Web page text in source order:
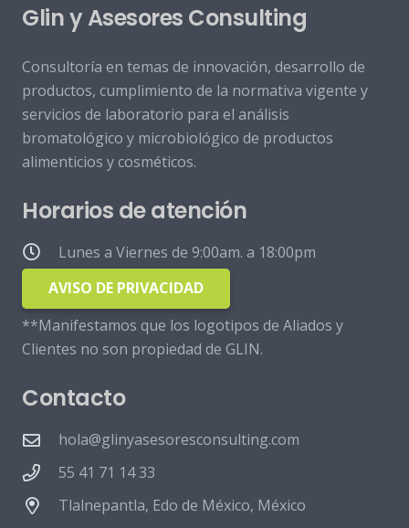
Glin y Asesores Consulting
Consultoría en temas de innovación, desarrollo de
productos, cumplimiento de la normativa vigente y
servicios de laboratorio para el análisis
bromatológico y microbiológico de productos
alimenticios y cosméticos.
Horarios de atención
Lunes a Viernes de 9:00am. a 18:00pm
AVISO DE PRIVACIDAD
**Manifestamos que los logotipos de Aliados y
Clientes no son propiedad de GLIN.
Contacto
hola@glinyasesoresconsulting.com
55 41 71 14 33
Tlalnepantla, Edo de México, México